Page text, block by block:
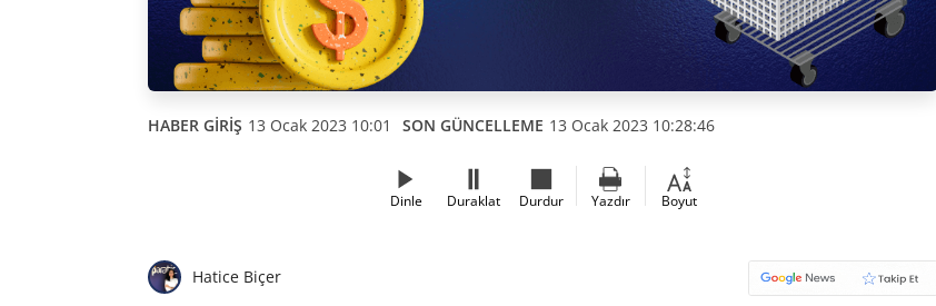
HABER GİRİŞ 13 Ocak 2023 10:01 SON GÜNCELLEME 13 Ocak 2023 10:28:46
Dinle Duraklat Durdur Yazdır Boyut
Hatice Biçer